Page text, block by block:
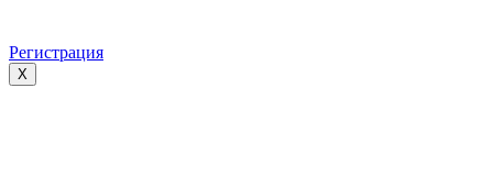
Регистрация
X